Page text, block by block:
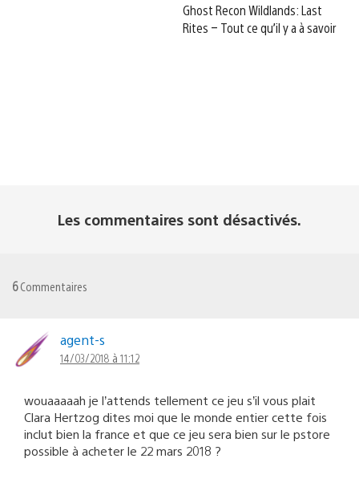
Ghost Recon Wildlands: Last
Rites – Tout ce qu’il y a à savoir
Les commentaires sont désactivés.
6Commentaires
agent-s
14/03/2018 à 11:12
wouaaaaah je l’attends tellement ce jeu s’il vous plait
Clara Hertzog dites moi que le monde entier cette fois
inclut bien la france et que ce jeu sera bien sur le pstore
possible à acheter le 22 mars 2018 ?